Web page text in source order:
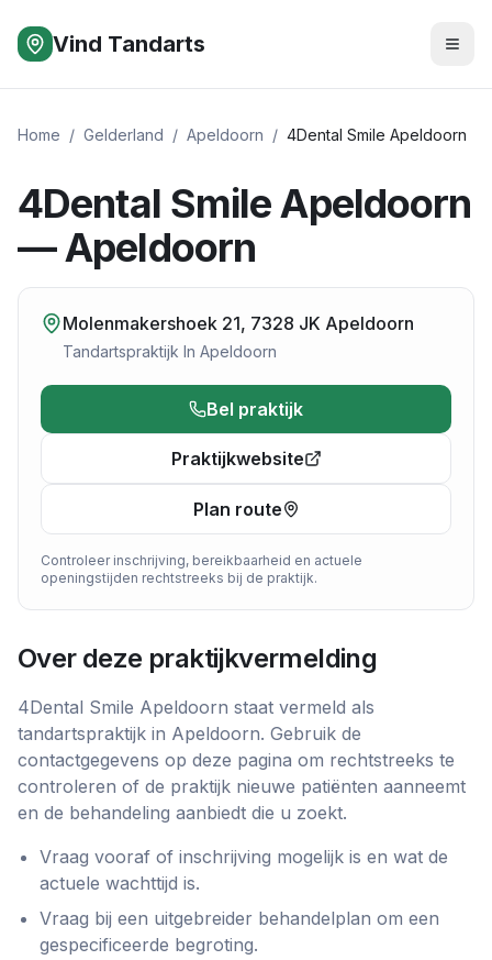
Vind Tandarts
Home / Gelderland / Apeldoorn / 4Dental Smile Apeldoorn
4Dental Smile Apeldoorn
— Apeldoorn
Molenmakershoek 21, 7328 JK Apeldoorn
Tandartspraktijk In Apeldoorn
Bel praktijk
Praktijkwebsite
Plan route
Controleer inschrijving, bereikbaarheid en actuele
openingstijden rechtstreeks bij de praktijk.
Over deze praktijkvermelding
4Dental Smile Apeldoorn staat vermeld als
tandartspraktijk in Apeldoorn. Gebruik de
contactgegevens op deze pagina om rechtstreeks te
controleren of de praktijk nieuwe patiënten aanneemt
en de behandeling aanbiedt die u zoekt.
Vraag vooraf of inschrijving mogelijk is en wat de
actuele wachttijd is.
Vraag bij een uitgebreider behandelplan om een
gespecificeerde begroting.